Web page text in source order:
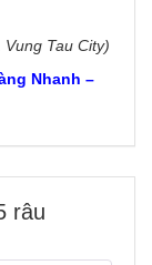
Tau City)
Nhanh –
râu